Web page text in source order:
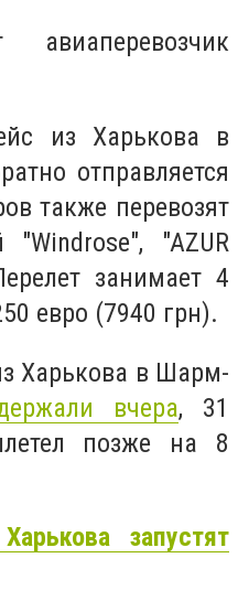
авиаперевозчик
из Харькова в
отправляется
также перевозят
"AZUR
занимает 4
евро (7940 грн).
Харькова в Шарм-
вчера, 31
позже на 8
запустят